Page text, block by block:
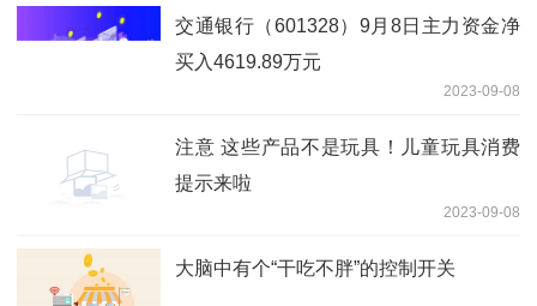
交通银行（601328）9月8日主力资金净
买入4619.89万元
2023-09-08
注意 这些产品不是玩具！儿童玩具消费
提示来啦
2023-09-08
大脑中有个“干吃不胖”的控制开关